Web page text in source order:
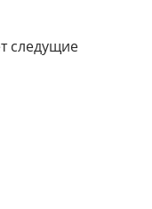
следущие